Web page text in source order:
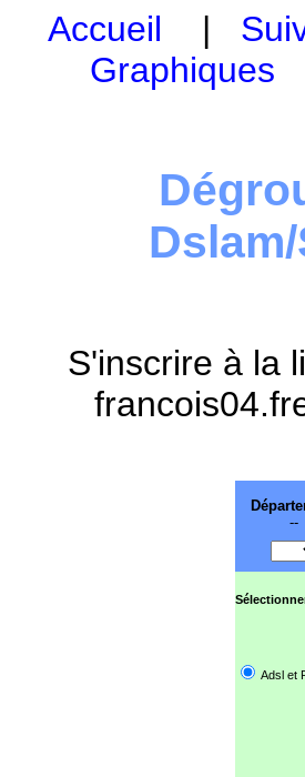
Accueil |
Graphiques
S'inscrire à la
--
Adsl et